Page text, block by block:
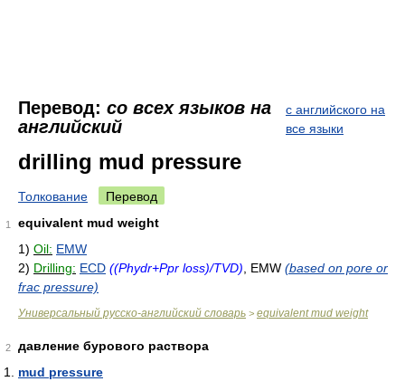
Перевод: со всех языков на
английский
с английского на
все языки
drilling mud pressure
Толкование Перевод
1
equivalent mud weight
1) Oil: EMW
2) Drilling: ECD ((Phydr+Ppr loss)/TVD) , EMW (based on pore or
frac pressure)
Универсальный русско-английский словарь > equivalent mud weight
2
давление бурового раствора
mud pressure